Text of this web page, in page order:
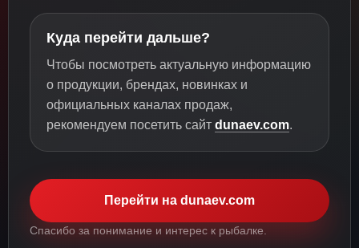
Куда перейти дальше?
Чтобы посмотреть актуальную информацию
о продукции, брендах, новинках и
официальных каналах продаж,
рекомендуем посетить сайт dunaev.com.
Перейти на dunaev.com
Спасибо за понимание и интерес к рыбалке.